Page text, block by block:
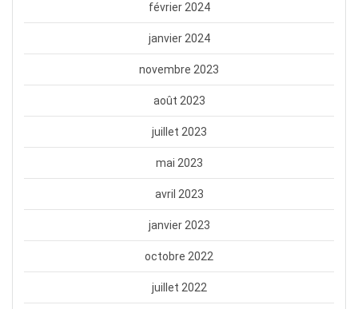
février 2024
janvier 2024
novembre 2023
août 2023
juillet 2023
mai 2023
avril 2023
janvier 2023
octobre 2022
juillet 2022